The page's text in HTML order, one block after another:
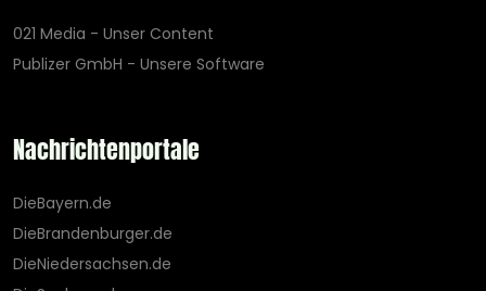
021 Media - Unser Content
Publizer GmbH - Unsere Software
Nachrichtenportale
DieBayern.de
DieBrandenburger.de
DieNiedersachsen.de